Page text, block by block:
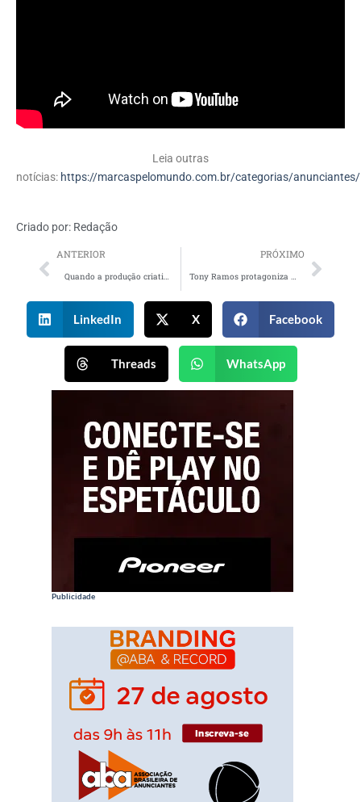
Leia outras
notícias: https://marcaspelomundo.com.br/categorias/anunciantes/
Criado por: Redação
ANTERIOR PRÓXIMO
LinkedIn X Facebook
Threads WhatsApp
Publicidade